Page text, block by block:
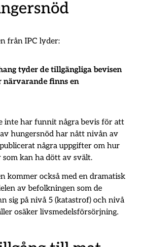
från IPC lyder:
tyder de tillgängliga bevisen
närvarande finns en
inte har funnit några bevis för att
hungersnöd har nått nivån av
några uppgifter om hur
som kan ha dött av svält.
kommer också med en dramatisk
av befolkningen som de
sig på nivå 5 (katastrof) och nivå
osäker livsmedelsförsörjning.